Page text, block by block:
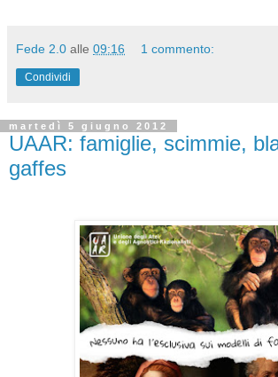
Fede 2.0 alle 09:16 1 commento:
Condividi
martedì 5 giugno 2012
UAAR: famiglie, scimmie,
gaffes